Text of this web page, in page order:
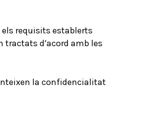
els requisits establerts
d’acord amb les
la confidencialitat